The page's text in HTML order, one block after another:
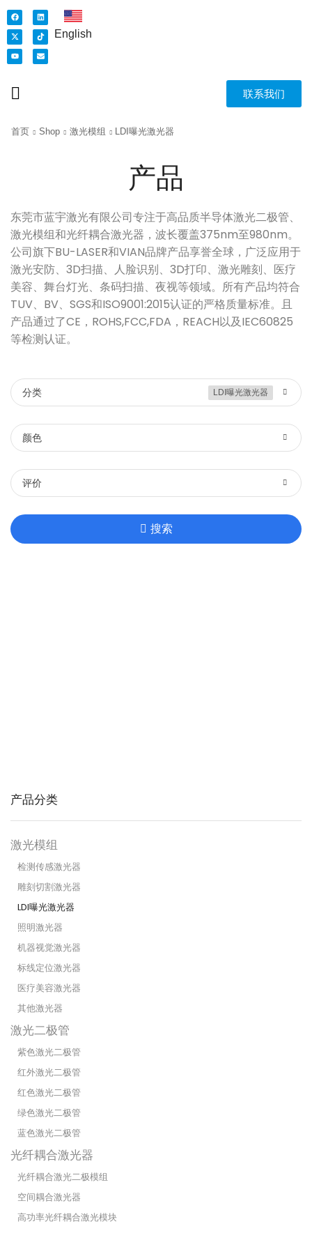
English
联系我们
首页 Shop 激光模组 LDI曝光激光器
产品
东莞市蓝宇激光有限公司专注于高品质半导体激光二极管、
激光模组和光纤耦合激光器，波长覆盖375nm至980nm。
公司旗下BU-LASER和VIAN品牌产品享誉全球，广泛应用于
激光安防、3D扫描、人脸识别、3D打印、激光雕刻、医疗
美容、舞台灯光、条码扫描、夜视等领域。所有产品均符合
TUV、BV、SGS和ISO9001:2015认证的严格质量标准。且
产品通过了CE，ROHS,FCC,FDA，REACH以及IEC60825
等检测认证。
分类 LDI曝光激光器
颜色
评价
搜索
产品分类
激光模组
检测传感激光器
雕刻切割激光器
LDI曝光激光器
照明激光器
机器视觉激光器
标线定位激光器
医疗美容激光器
其他激光器
激光二极管
紫色激光二极管
红外激光二极管
红色激光二极管
绿色激光二极管
蓝色激光二极管
光纤耦合激光器
光纤耦合激光二极模组
空间耦合激光器
高功率光纤耦合激光模块